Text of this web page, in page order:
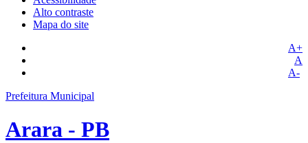
Alto contraste
Mapa do site
A+
A
A-
Prefeitura Municipal
Arara - PB